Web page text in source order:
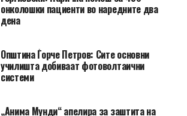
онколошки пациенти во наредните два
дена
Општина Ѓорче Петров: Сите основни
училишта добиваат фотоволтаични
системи
„Анима Мунди“ апелира за заштита на